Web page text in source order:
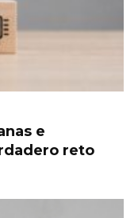
e
reto